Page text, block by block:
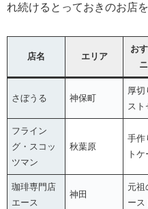
れ続けるとっておきのお店
店名 エリア
お
さぼうる 神保町
厚切
スト
フライン
グ・スコッ
ツマン
秋葉原
手作
ト
珈琲専門店
エース
神田
元祖
ース